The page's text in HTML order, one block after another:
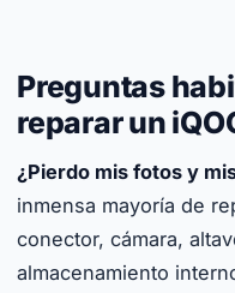
Preguntas
reparar un
¿Pierdo mis fotos y
inmensa mayoría de
conector, cámara,
almacenamiento